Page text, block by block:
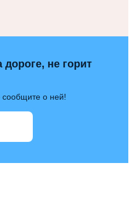
дороге, не горит
о ней!